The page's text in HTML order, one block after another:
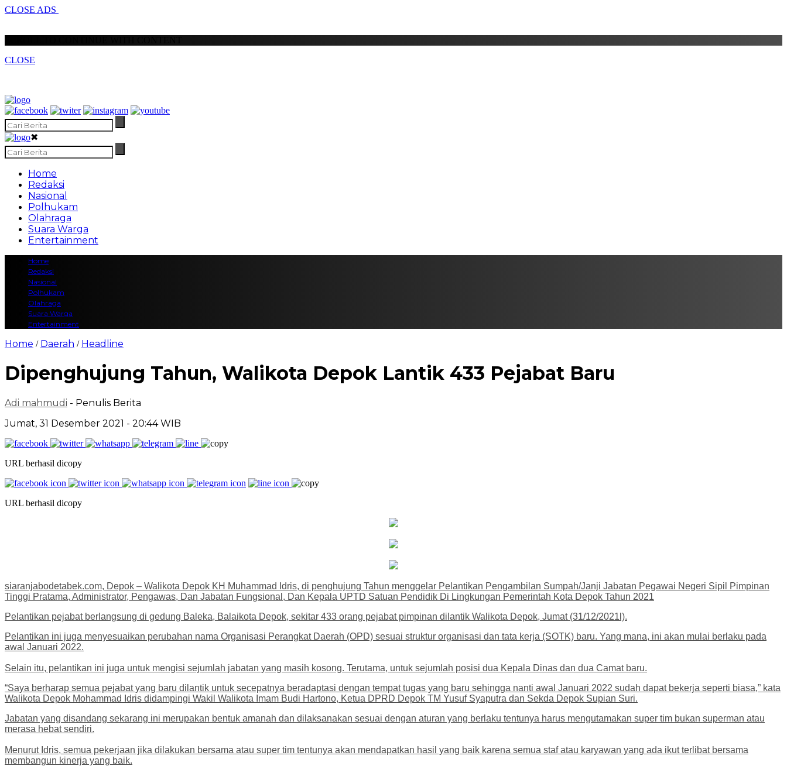
CLOSE ADS
CLOSE
✖
Home
Redaksi
Nasional
Polhukam
Olahraga
Suara Warga
Entertainment
Home
Redaksi
Nasional
Polhukam
Olahraga
Suara Warga
Entertainment
Home / Daerah / Headline
Dipenghujung Tahun, Walikota Depok Lantik 433 Pejabat Baru
Adi mahmudi - Penulis Berita
Jumat, 31 Desember 2021 - 20:44 WIB
URL berhasil dicopy
URL berhasil dicopy
siaranjabodetabek.com, Depok – Walikota Depok KH Muhammad Idris, di penghujung Tahun menggelar Pelantikan Pengambilan Sumpah/Janji Jabatan Pegawai Negeri Sipil Pimpinan
Tinggi Pratama, Administrator, Pengawas, Dan Jabatan Fungsional, Dan Kepala UPTD Satuan Pendidik Di Lingkungan Pemerintah Kota Depok Tahun 2021
Pelantikan pejabat berlangsung di gedung Baleka, Balaikota Depok, sekitar 433 orang pejabat pimpinan dilantik Walikota Depok, Jumat (31/12/2021l).
Pelantikan ini juga menyesuaikan perubahan nama Organisasi Perangkat Daerah (OPD) sesuai struktur organisasi dan tata kerja (SOTK) baru. Yang mana, ini akan mulai berlaku pada
awal Januari 2022.
Selain itu, pelantikan ini juga untuk mengisi sejumlah jabatan yang masih kosong. Terutama, untuk sejumlah posisi dua Kepala Dinas dan dua Camat baru.
“Saya berharap semua pejabat yang baru dilantik untuk secepatnya beradaptasi dengan tempat tugas yang baru sehingga nanti awal Januari 2022 sudah dapat bekerja seperti biasa,” kata
Walikota Depok Mohammad Idris didampingi Wakil Walikota Imam Budi Hartono, Ketua DPRD Depok TM Yusuf Syaputra dan Sekda Depok Supian Suri.
Jabatan yang disandang sekarang ini merupakan bentuk amanah dan dilaksanakan sesuai dengan aturan yang berlaku tentunya harus mengutamakan super tim bukan superman atau
merasa hebat sendiri.
Menurut Idris, semua pekerjaan jika dilakukan bersama atau super tim tentunya akan mendapatkan hasil yang baik karena semua staf atau karyawan yang ada ikut terlibat bersama
membangun kinerja yang baik.